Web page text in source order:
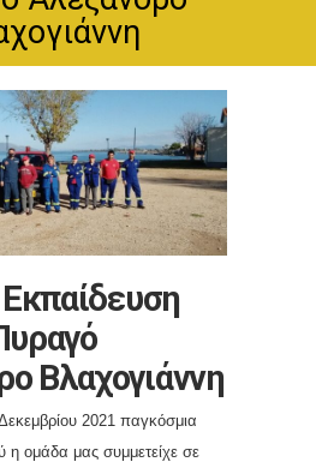
Εκπαίδευση
Βλαχογιάννη
2021 παγκόσμια
η ομάδα μας συμμετείχε σε